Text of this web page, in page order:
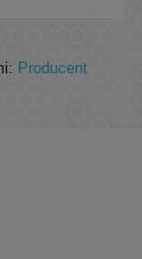
Producent